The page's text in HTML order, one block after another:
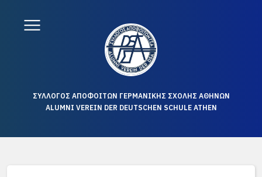
ΣΥΛΛΟΓΟΣ ΑΠΟΦΟΙΤΩΝ ΓΕΡΜΑΝΙΚΗΣ ΣΧΟΛΗΣ ΑΘΗΝΩΝ
ALUMNI VEREIN DER DEUTSCHEN SCHULE ATHEN